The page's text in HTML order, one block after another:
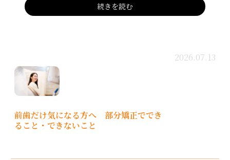
続きを読む
2026.07.13
前歯だけ気になる方へ 部分矯正ででき
ること・できないこと